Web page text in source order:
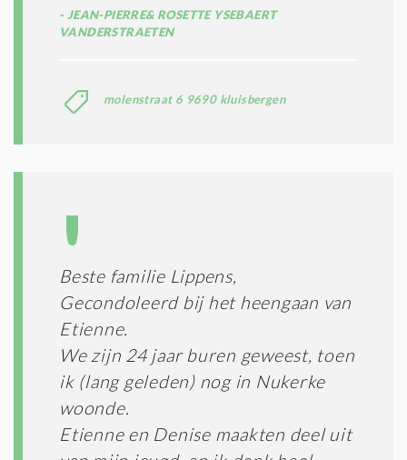
JEAN-PIERRE& ROSETTE YSEBAERT
VANDERSTRAETEN
molenstraat 6 9690 kluisbergen
Beste familie Lippens,
Gecondoleerd bij het heengaan van
Etienne.
We zijn 24 jaar buren geweest, toen
ik (lang geleden) nog in Nukerke
woonde.
Etienne en Denise maakten deel uit